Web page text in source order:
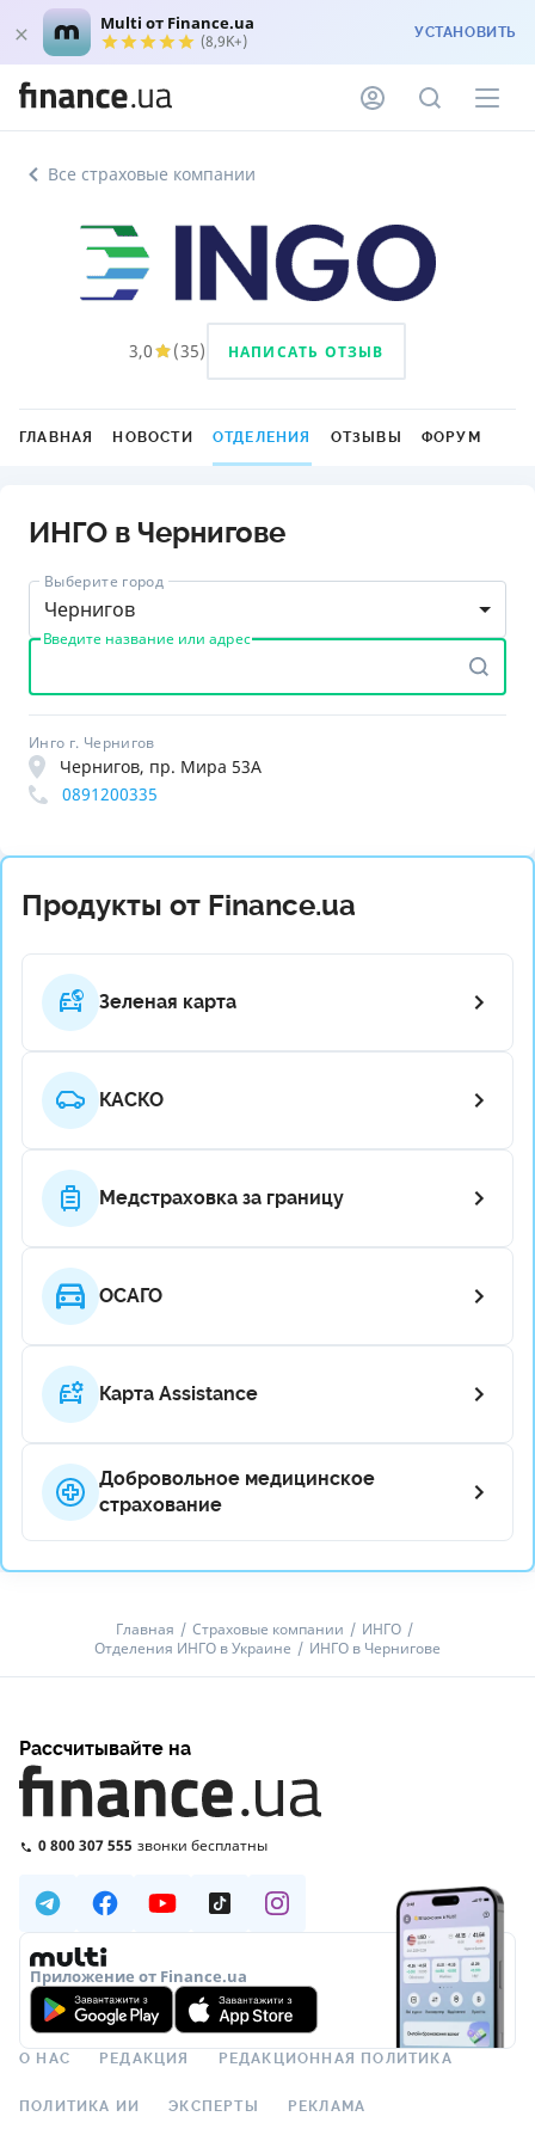
Multi от Finance.ua
(8,9K+) УСТАНОВИТЬ
Все страховые компании
3,0 (35) НАПИСАТЬ ОТЗЫВ
ГЛАВНАЯ НОВОСТИ ОТДЕЛЕНИЯ ОТЗЫВЫ ФОРУМ
ИНГО в Чернигове
Выберите город
Чернигов
Введите название или адрес
Инго г. Чернигов
Чернигов, пр. Мира 53А
0891200335
Продукты от Finance.ua
Зеленая карта
КАСКО
Медстраховка за границу
ОСАГО
Карта Assistance
Добровольное медицинское
страхование
Главная Страховые компании
ИНГО
Отделения ИНГО в Украине
ИНГО в Чернигове
Рассчитывайте на
0 800 307 555 звонки бесплатны
Приложение от Finance.ua
О НАС РЕДАКЦИЯ РЕДАКЦИОННАЯ ПОЛИТИКА
ПОЛИТИКА ИИ ЭКСПЕРТЫ РЕКЛАМА